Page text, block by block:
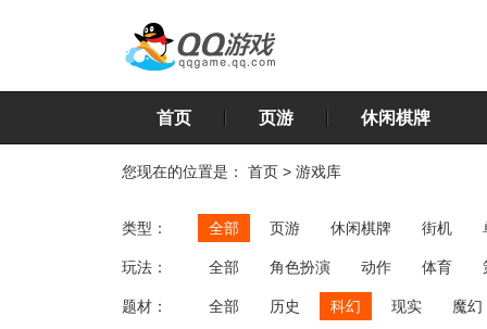
首页 页游 休闲棋牌
您现在的位置是： 首页 > 游戏库
类型： 全部 页游 休闲棋牌 街机
玩法： 全部 角色扮演 动作 体育
飞行
恋爱 第三人称射击 棋类
题材： 全部 历史 科幻 现实 魔幻